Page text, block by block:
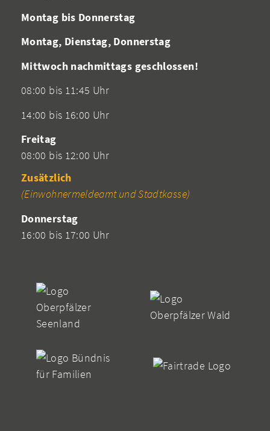
Montag bis Donnerstag
Montag, Dienstag, Donnerstag
Mittwoch nachmittags geschlossen!
08:00 bis 11:45 Uhr
14:00 bis 16:00 Uhr
Freitag
08:00 bis 12:00 Uhr
Zusätzlich
(Einwohnermeldeamt und Stadtkasse)
Donnerstag
16:00 bis 17:00 Uhr